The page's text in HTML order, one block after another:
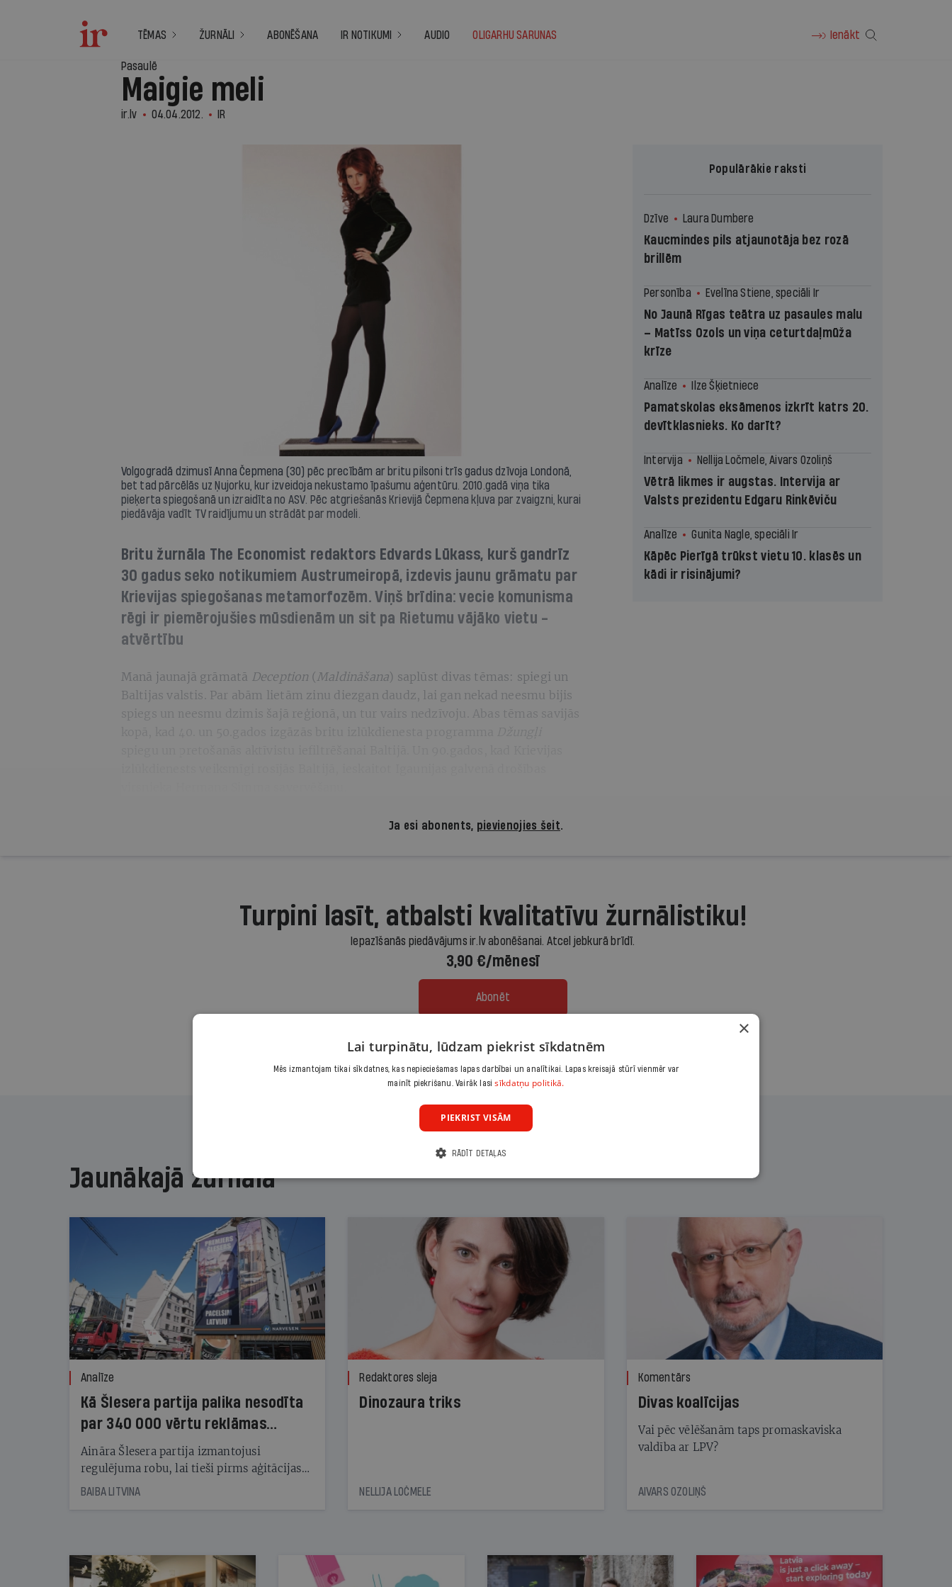
TĒMAS ŽURNĀLI ABONĒŠANA IR NOTIKUMI AUDIO OLIGARHU SARUNAS Ienākt
Pasaulē
Maigie meli
ir.lv 04.04.2012. IR
Volgogradā dzimusī Anna Čepmena (30) pēc precībām ar britu pilsoni trīs gadus dzīvoja Londonā,
bet tad pārcēlās uz Ņujorku, kur izveidoja nekustamo īpašumu aģentūru. 2010.gadā viņa tika
pieķerta spiegošanā un izraidīta no ASV. Pēc atgriešanās Krievijā Čepmena kļuva par zvaigzni, kurai
piedāvāja vadīt TV raidījumu un strādāt par modeli.
Britu žurnāla The Economist redaktors Edvards Lūkass, kurš gandrīz
30 gadus seko notikumiem Austrumeiropā, izdevis jaunu grāmatu par
Krievijas spiegošanas metamorfozēm. Viņš brīdina: vecie komunisma
rēgi ir piemērojušies mūsdienām un sit pa Rietumu vājāko vietu -
atvērtību
Manā jaunajā grāmatā Deception (Maldināšana) saplūst divas tēmas: spiegi un
Baltijas valstis. Par abām lietām zinu diezgan daudz, lai gan nekad neesmu bijis
spiegs un neesmu dzimis šajā reģionā, un tur vairs nedzīvoju. Abas tēmas savijās
Populārākie raksti
Dzīve Laura Dumbere
Kaucmindes pils atjaunotāja bez rozā
brillēm
Personība Evelīna Stiene, speciāli Ir
No Jaunā Rīgas teātra uz pasaules malu
– Matīss Ozols un viņa ceturtdaļmūža
krīze
Analīze Ilze Šķietniece
Pamatskolas eksāmenos izkrīt katrs 20.
devītklasnieks. Ko darīt?
Intervija Nellija Ločmele, Aivars Ozoliņš
Vētrā likmes ir augstas. Intervija ar
Valsts prezidentu Edgaru Rinkēviču
Analīze Gunita Nagle, speciāli Ir
Kāpēc Pierīgā trūkst vietu 10. klasēs un
kādi ir risinājumi?
Ja esi abonents, pievienojies šeit.
Turpini lasīt, atbalsti kvalitatīvu žurnālistiku!
Iepazīšanās piedāvājums ir.lv abonēšanai. Atcel jebkurā brīdī.
3,90 €/mēnesī
Abonēt
Citas abonēšanas iespējas meklē šeit
Jaunākajā žurnālā
Analīze
Kā Šlesera partija palika nesodīta
par 340 000 vērtu reklāmas
kampaņu
Aināra Šlesera partija izmantojusi
regulējuma robu, lai tieši pirms aģitācijas
starta izreklamētos par summu, kas
BAIBA LITVINA
Redaktores sleja
Dinozaura triks
NELLIJA LOČMELE
Komentārs
Divas koalīcijas
Vai pēc vēlēšanām taps promaskaviska
valdība ar LPV?
AIVARS OZOLIŅŠ
×
Lai turpinātu, lūdzam piekrist sīkdatnēm
Mēs izmantojam tikai sīkdatnes, kas nepieciešamas lapas darbībai un analītikai. Lapas kreisajā stūrī vienmēr var
mainīt piekrišanu. Vairāk lasisīkdatņu politikā.
PIEKRIST VISĀM
RĀDĪT DETAĻAS